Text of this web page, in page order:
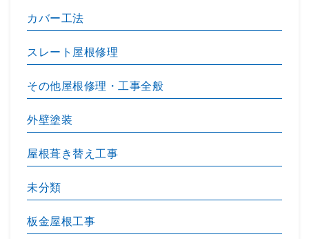
カバー工法
スレート屋根修理
その他屋根修理・工事全般
外壁塗装
屋根葺き替え工事
未分類
板金屋根工事